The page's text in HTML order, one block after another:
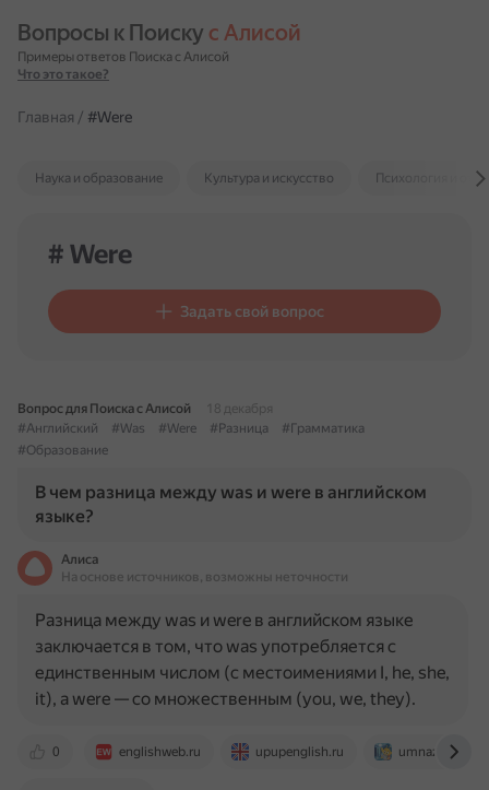
Вопросы к Поиску с Алисой
Примеры ответов Поиска с Алисой
Что это такое?
Главная / #Were
Наука и образование Культура и искусство Психология и
# Were
Задать свой вопрос
Вопрос для Поиска с Алисой
18 декабря
#Английский
#Was #Were #Разница
#Грамматика
#Образование
В чем разница между was и were в английском
языке?
Алиса
На основе источников, возможны неточности
0 englishweb.ru upupenglish.ru umnazia.ru
Разница между was и were в английском языке
заключается в том, что was употребляется с
единственным числом (с местоимениями I, he, she,
it), а were — со множественным (you, we, they).